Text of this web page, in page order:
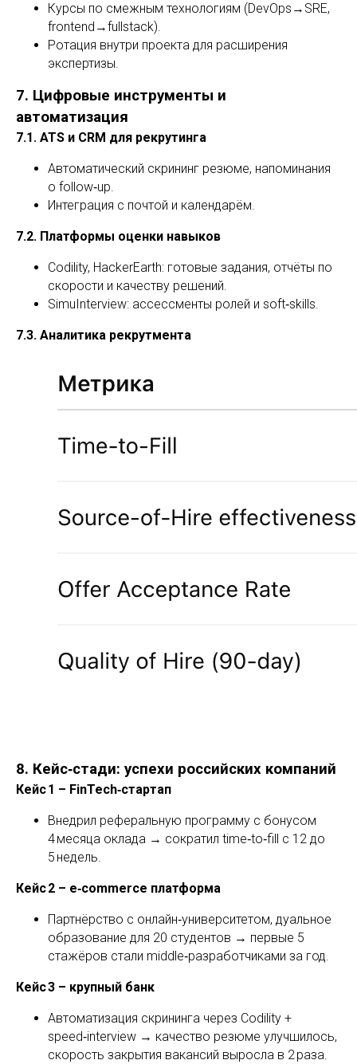
Курсы по смежным технологиям (DevOps→SRE,
frontend→fullstack).
Ротация внутри проекта для расширения
экспертизы.
7. Цифровые инструменты и
автоматизация
7.1. ATS и CRM для рекрутинга
Автоматический скрининг резюме, напоминания
о follow‑up.
Интеграция с почтой и календарём.
7.2. Платформы оценки навыков
Codility, HackerEarth: готовые задания, отчёты по
скорости и качеству решений.
SimuInterview: ассессменты ролей и soft‑skills.
7.3. Аналитика рекрутмента
8. Кейс‑стади: успехи российских компаний
Кейс 1 – FinTech‑стартап
Внедрил реферальную программу с бонусом
4 месяца оклада → сократил time‑to‑fill с 12 до
5 недель.
Кейс 2 – e‑commerce платформа
Партнёрство с онлайн‑университетом, дуальное
образование для 20 студентов → первые 5
стажёров стали middle‑разработчиками за год.
Кейс 3 – крупный банк
Автоматизация скрининга через Codility +
speed‑interview → качество резюме улучшилось,
скорость закрытия вакансий выросла в 2 раза.